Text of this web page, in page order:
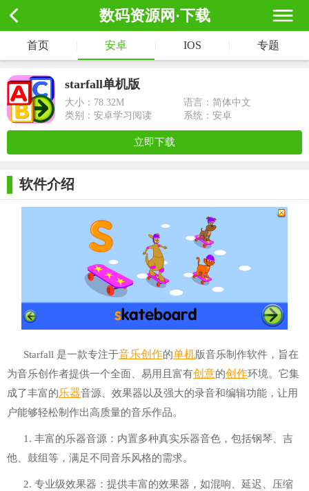
数码资源网·下载
首页 安卓 IOS 专题
starfall单机版
大小： 78.32M
语言：简体中文
类别：安卓学习阅读
系统：安卓
立即下载
软件介绍
Starfall 是一款专注于音乐创作的单机版音乐制作软件，旨在
为音乐创作者提供一个全面、易用且富有创意的创作环境。它集
成了丰富的乐器音源、效果器以及强大的录音和编辑功能，让用
户能够轻松制作出高质量的音乐作品。
1. 丰富的乐器音源：内置多种真实乐器音色，包括钢琴、吉
他、鼓组等，满足不同音乐风格的需求。
2. 专业级效果器：提供丰富的效果器，如混响、延迟、压缩